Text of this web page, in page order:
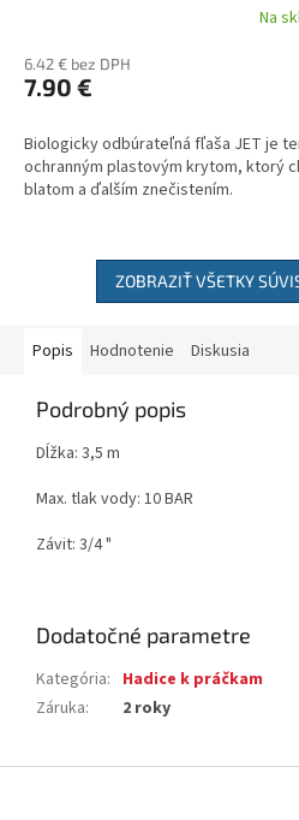
Na
6.42 € bez DPH
7.90 €
Biologicky odbúrateľná fľaša JET je
ochranným plastovým krytom, ktorý
blatom a ďalším znečistením.
ZOBRAZIŤ VŠETKY
Popis Hodnotenie Diskusia
Podrobný popis
Dĺžka: 3,5 m
Max. tlak vody: 10 BAR
Závit: 3/4 "
Dodatočné parametre
Kategória: Hadice k práčkam
Záruka: 2 roky